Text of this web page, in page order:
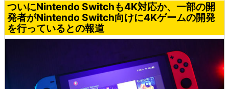
ついにNintendo Switchも4K対応か、一部の開
発者がNintendo Switch向けに4Kゲームの開発
を行っているとの報道